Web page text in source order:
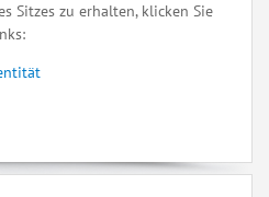
Sitzes zu erhalten, klicken Sie